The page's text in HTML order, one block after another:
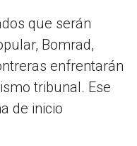
que serán
Bomrad,
enfrentarán
tribunal. Ese
de inicio